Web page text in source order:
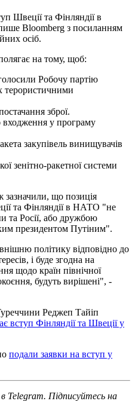
Швеції та Фінляндії в
Bloomberg з посиланням
осіб.
на тому, щоб:
Робочу партію
терористичними
зброї.
у програму
закупівель винищувачів
зенітно-ракетної системи
що позиція
та Фінляндії в НАТО "не
та Росії, або дружбою
президентом Путіним".
політику відповідно до
і буде згодна на
щодо країн північної
будуть вирішені", -
Реджеп Тайіп
вступ Фінляндії та Швеції у
подали заявки на вступ у
в Telegram. Підписуйтесь на